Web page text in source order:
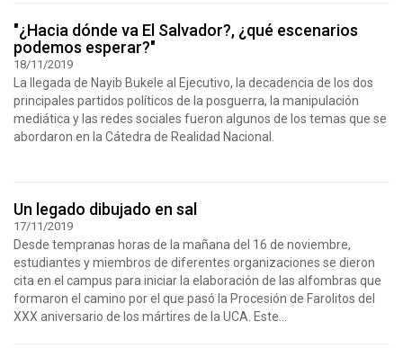
"¿Hacia dónde va El Salvador?, ¿qué escenarios
podemos esperar?"
18/11/2019
La llegada de Nayib Bukele al Ejecutivo, la decadencia de los dos
principales partidos políticos de la posguerra, la manipulación
mediática y las redes sociales fueron algunos de los temas que se
abordaron en la Cátedra de Realidad Nacional.
Un legado dibujado en sal
17/11/2019
Desde tempranas horas de la mañana del 16 de noviembre,
estudiantes y miembros de diferentes organizaciones se dieron
cita en el campus para iniciar la elaboración de las alfombras que
formaron el camino por el que pasó la Procesión de Farolitos del
XXX aniversario de los mártires de la UCA. Este...